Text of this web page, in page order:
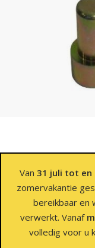
Van 31 juli tot en
zomervakantie
bereikbaar en
verwerkt. Vanaf
volledig voor u